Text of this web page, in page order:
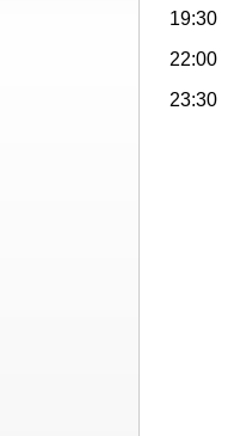
19:30
22:00
23:30